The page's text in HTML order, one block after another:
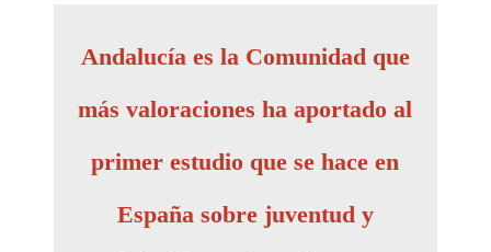
Andalucía es la Comunidad que
más valoraciones ha aportado al
primer estudio que se hace en
España sobre juventud y